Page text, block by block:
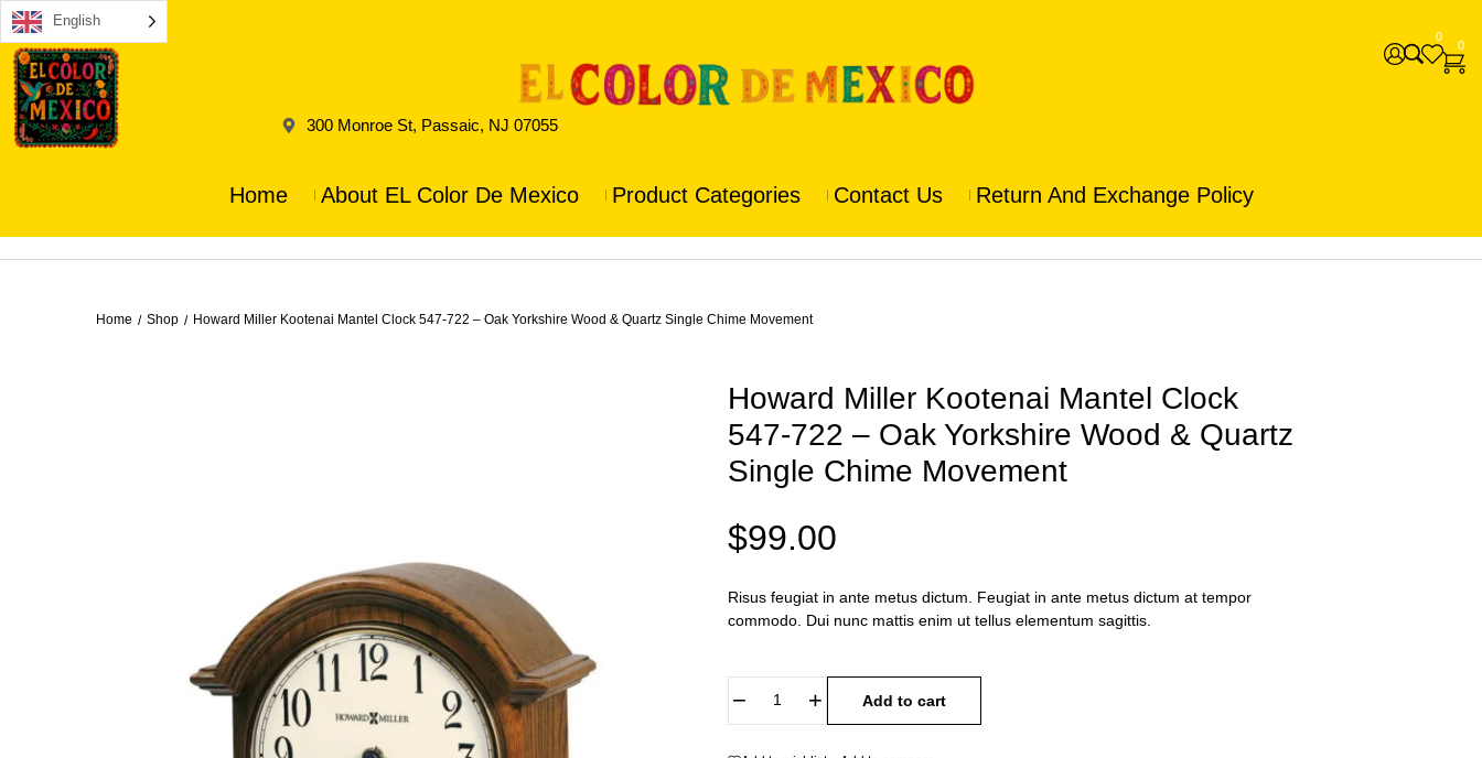
English
300 Monroe St, Passaic, NJ 07055
0
0
Home About EL Color De Mexico Product Categories Contact Us Return And Exchange Policy
Home / Shop / Howard Miller Kootenai Mantel Clock 547-722 – Oak Yorkshire Wood & Quartz Single Chime Movement
Howard Miller Kootenai Mantel Clock
547-722 – Oak Yorkshire Wood & Quartz
Single Chime Movement
$99.00
Risus feugiat in ante metus dictum. Feugiat in ante metus dictum at tempor
commodo. Dui nunc mattis enim ut tellus elementum sagittis.
Add to cart